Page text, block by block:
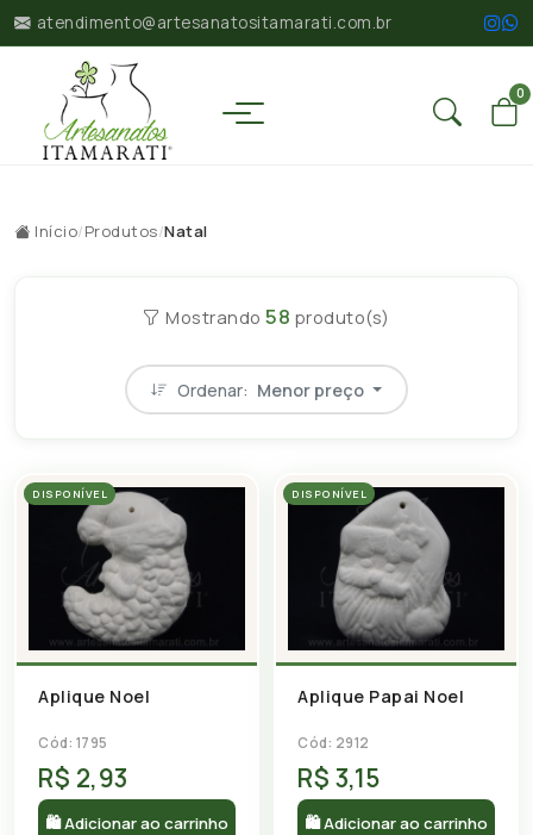
atendimento@artesanatositamarati.com.br
0
Início/Produtos/Natal
Mostrando58 produto(s)
Ordenar: Menor preço
DISPONÍVEL
Aplique Noel
Cód: 1795
R$ 2,93
🛍 Adicionar ao carrinho
DISPONÍVEL
Aplique Papai Noel
Cód: 2912
R$ 3,15
🛍 Adicionar ao carrinho